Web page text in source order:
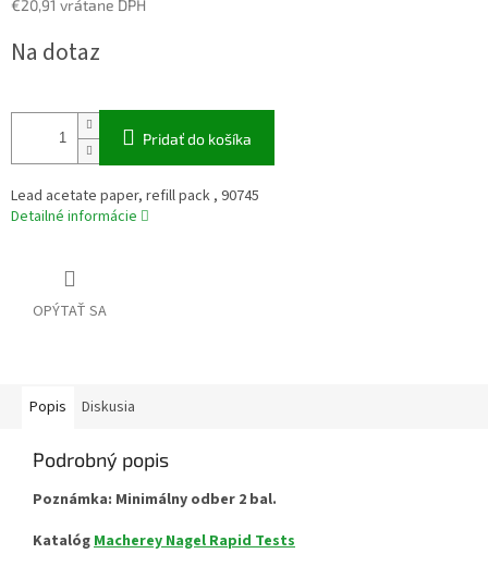
€20,91 vrátane DPH
cena:
Na dotaz
Pridať do košíka
Lead acetate paper, refill pack , 90745
Detailné informácie
OPÝTAŤ SA
Popis Diskusia
Podrobný popis
Poznámka: Minimálny odber 2 bal.
KatalógMacherey Nagel Rapid Tests